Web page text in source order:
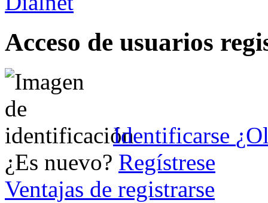
Acceso de usuarios
Identificarse
¿Es nuevo? Regístrese
Ventajas de registrarse